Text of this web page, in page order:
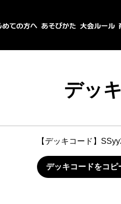
デッ
【デッキコード】
デッキコードをコピ